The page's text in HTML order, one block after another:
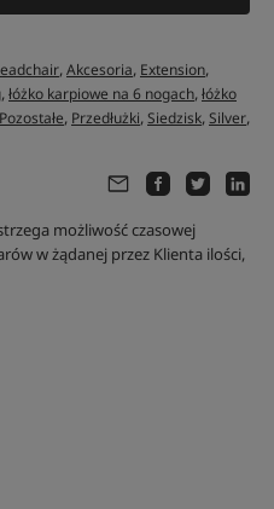
,Akcesoria, Extension,
,łóżko karpiowe na 6 nogach,łóżko
Pozostałe, Przedłużki,Siedzisk,Silver,
możliwość czasowej
w żądanej przez Klienta ilości,